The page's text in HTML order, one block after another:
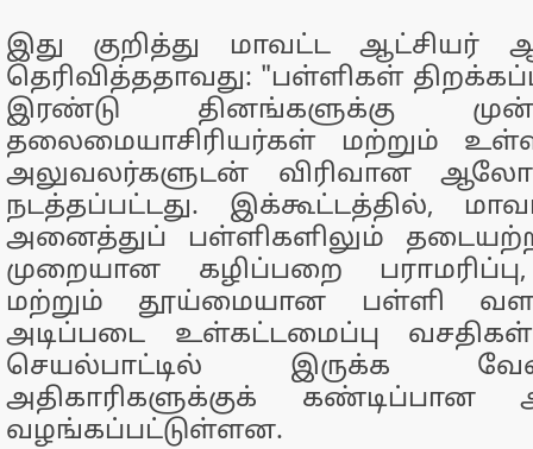
இது குறித்து மாவட்ட
தெரிவித்ததாவது: "பள்ளிகள்
இரண்டு தினங்களுக்கு
தலைமையாசிரியர்கள் மற்றும்
அலுவலர்களுடன் விரிவான
நடத்தப்பட்டது. இக்கூட்டத்தில்,
அனைத்துப் பள்ளிகளிலும் தடையற்ற
முறையான கழிப்பறை
மற்றும் தூய்மையான பள்ளி
அடிப்படை உள்கட்டமைப்பு
செயல்பாட்டில் இருக்க
அதிகாரிகளுக்குக் கண்டிப்பான
வழங்கப்பட்டுள்ளன.